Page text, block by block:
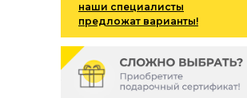
наши специалисты
предложат варианты!